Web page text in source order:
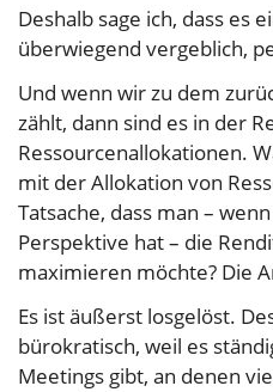
Deshalb sage ich, dass es
überwiegend vergeblich,
Und wenn wir zu dem
zählt, dann sind es in der
Ressourcenallokationen.
mit der Allokation von
Tatsache, dass man –
Perspektive hat – die
maximieren möchte? Die
Es ist äußerst losgelöst.
bürokratisch, weil es
Meetings gibt, an denen